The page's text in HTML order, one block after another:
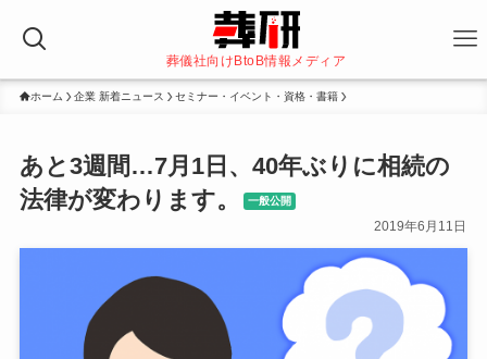
葬儀社向けBtoB情報メディア
ホーム 企業 新着ニュース セミナー・イベント・資格・書籍
あと3週間…7月1日、40年ぶりに相続の
法律が変わります。
一般公開
2019年6月11日